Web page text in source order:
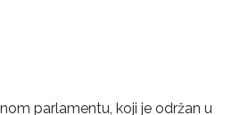
parlamentu, koji je održan u